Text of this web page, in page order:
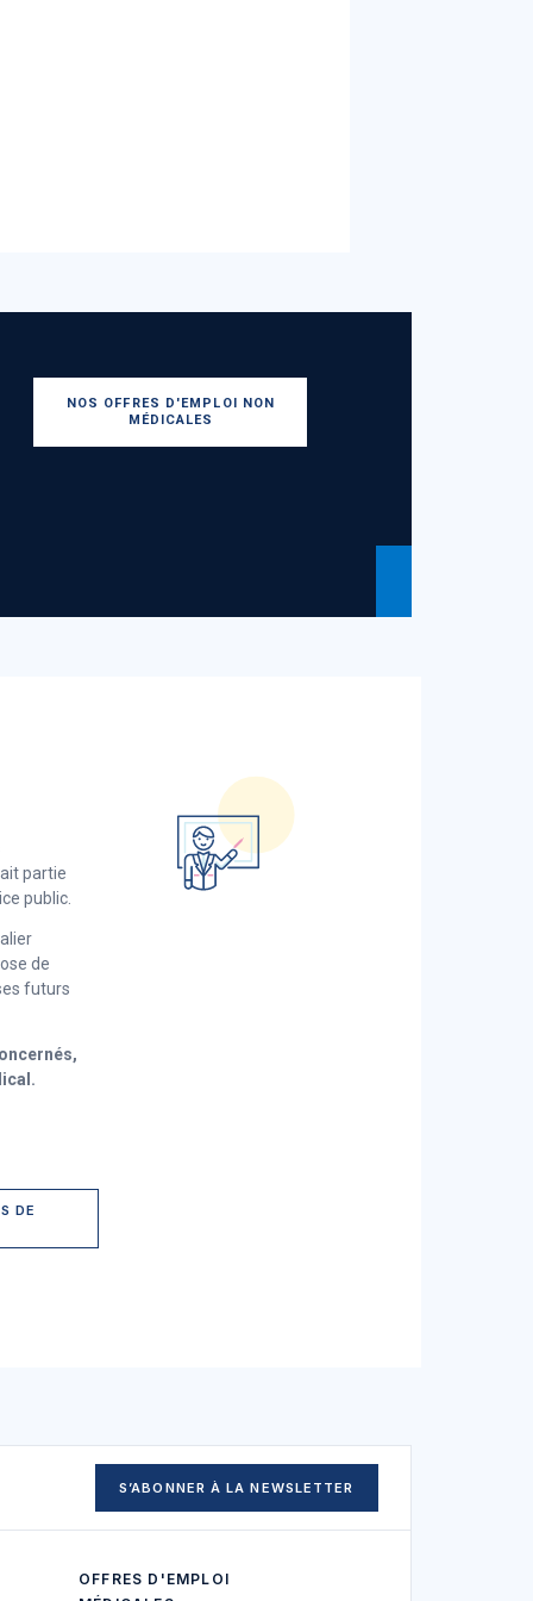
NOS OFFRES D'EMPLOI NON
MÉDICALES
partie
public.
de
futurs
DE
S’ABONNER À LA NEWSLETTER
OFFRES D'EMPLOI